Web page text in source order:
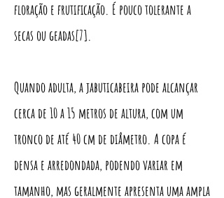
floração e frutificação. É pouco tolerante a
secas ou geadas[7].
Quando adulta, a jabuticabeira pode alcançar
cerca de 10 a 15 metros de altura, com um
tronco de até 40 cm de diâmetro. A copa é
densa e arredondada, podendo variar em
tamanho, mas geralmente apresenta uma ampla